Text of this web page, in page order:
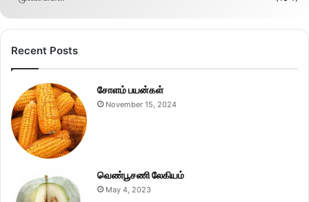
Recent Posts
சோளம் பயன்கள்
November 15, 2024
வெண்பூசணி லேகியம்
May 4, 2023